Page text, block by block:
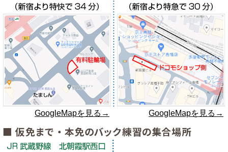
GoogleMapを見る→ GoogleMapを見る→